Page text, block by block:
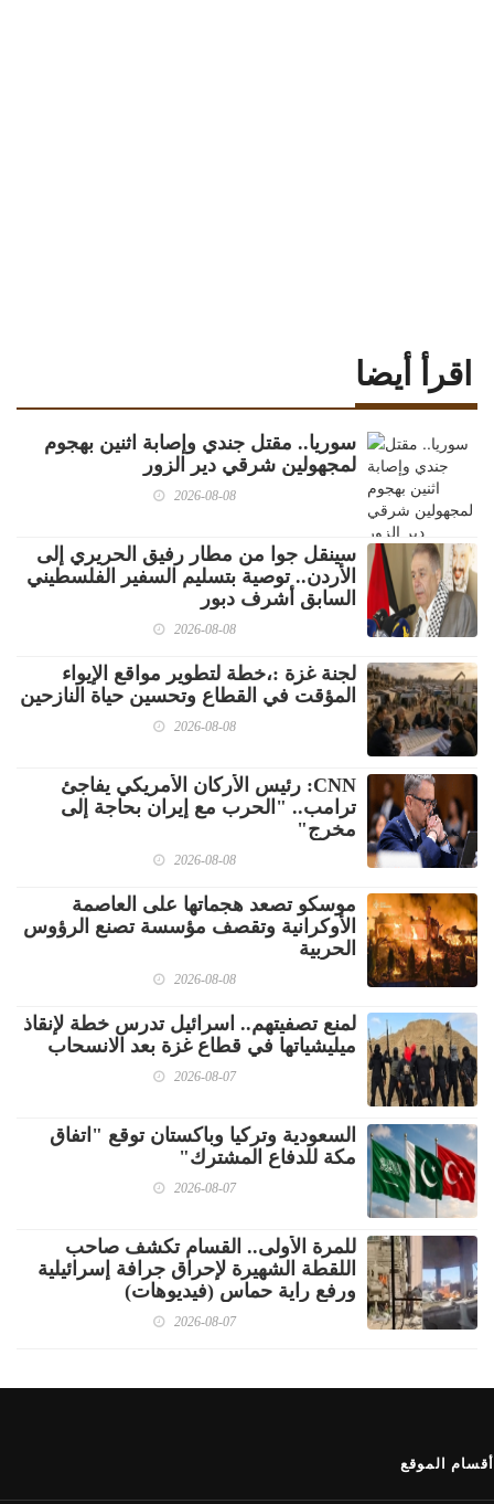
اقرأ أيضا
سوريا.. مقتل جندي وإصابة اثنين بهجوم
لمجهولين شرقي دير الزور
2026-08-08
سينقل جوا من مطار رفيق الحريري إلى
الأردن.. توصية بتسليم السفير الفلسطيني
السابق أشرف دبور
2026-08-08
لجنة غزة :،خطة لتطوير مواقع الإيواء
المؤقت في القطاع وتحسين حياة النازحين
2026-08-08
CNN: رئيس الأركان الأمريكي يفاجئ
ترامب.. "الحرب مع إيران بحاجة إلى
مخرج"
2026-08-08
موسكو تصعد هجماتها على العاصمة
الأوكرانية وتقصف مؤسسة تصنع الرؤوس
الحربية
2026-08-08
لمنع تصفيتهم.. اسرائيل تدرس خطة لإنقاذ
ميليشياتها في قطاع غزة بعد الانسحاب
2026-08-07
السعودية وتركيا وباكستان توقع "اتفاق
مكة للدفاع المشترك"
2026-08-07
للمرة الأولى.. القسام تكشف صاحب
اللقطة الشهيرة لإحراق جرافة إسرائيلية
ورفع راية حماس (فيديوهات)
2026-08-07
أقسام الموقع